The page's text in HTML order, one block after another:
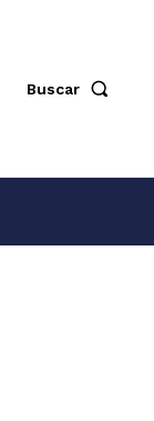
Buscar